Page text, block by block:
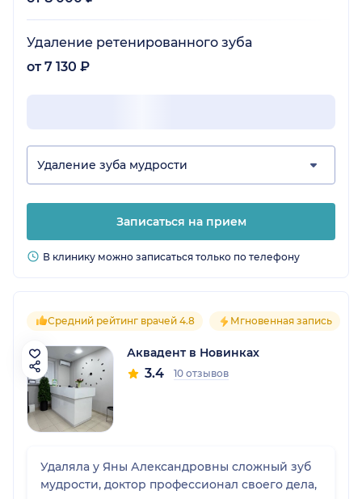
Удаление ретенированного зуба
от 7 130 ₽
Удаление зуба мудрости
Записаться на прием
В клинику можно записаться только по телефону
Средний рейтинг врачей 4.8 Мгновенная запись
Аквадент в Новинках
3.4 10 отзывов
Удаляла у Яны Александровны сложный зуб
мудрости, доктор профессионал своего дела,